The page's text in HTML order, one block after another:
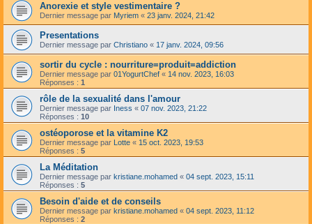
Anorexie et style vestimentaire ?
Dernier message par Myriem « 23 janv. 2024, 21:42
Presentations
Dernier message par Christiano « 17 janv. 2024, 09:56
sortir du cycle : nourriture=produit=addiction
Dernier message par 01YogurtChef « 14 nov. 2023, 16:03
Réponses : 1
rôle de la sexualité dans l'amour
Dernier message par Iness « 07 nov. 2023, 21:22
Réponses : 10
ostéoporose et la vitamine K2
Dernier message par Lotte « 15 oct. 2023, 19:53
Réponses : 5
La Méditation
Dernier message par kristiane.mohamed « 04 sept. 2023, 15:11
Réponses : 5
Besoin d'aide et de conseils
Dernier message par kristiane.mohamed « 04 sept. 2023, 11:12
Réponses : 2